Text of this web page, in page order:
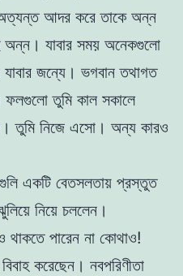
আদর করে তাকে অন্ন
অন্ন। যাবার সময় অনেকগুলো
যাবার জন্যে। ভগবান তথাগত
তুমি কাল সকালে
তুমি নিজে এসো। অন্য কারও
একটি বেতসলতায় প্রস্তুত
নিয়ে চললেন।
থাকতে পারেন না কোথাও!
করেছেন। নবপরিণীতা